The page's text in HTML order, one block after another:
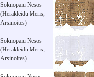
Soknopaiu Nesos
(Herakleidu Meris,
Arsinoites)
Soknopaiu Nesos
(Herakleidu Meris,
Arsinoites)